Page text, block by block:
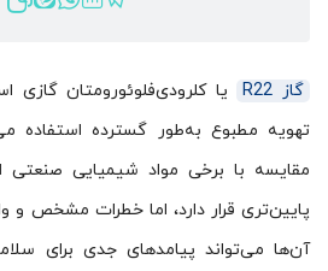
گاز R22
یا کلرودی‌فلوئورومتان
تهویه مطبوع به‌طور گسترده استفاده
مقایسه با برخی مواد شیمیایی
پایین‌تری قرار دارد، اما خطرات مشخص و
آن‌ها می‌تواند پیامدهای جدی برای